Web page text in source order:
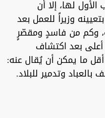
لها، إلا أن
وزيراً للعمل بعد
وكم من فاسدٍ ومقصّرٍ
بعد اكتشاف
ما يمكن أن يُقال عنه:
وتدمير للبلاد.